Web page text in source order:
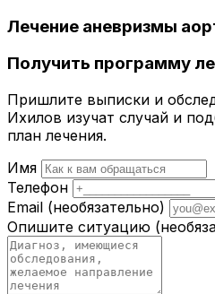
Лечение аневризмы
Получить программу
Пришлите выписки и
Ихилов изучат случай и
план лечения.
Имя
Телефон
Email (необязательно)
Опишите ситуацию